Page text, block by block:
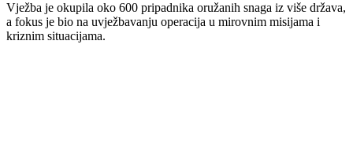
Vježba je okupila oko 600 pripadnika oružanih snaga iz više država,
a fokus je bio na uvježbavanju operacija u mirovnim misijama i
kriznim situacijama.